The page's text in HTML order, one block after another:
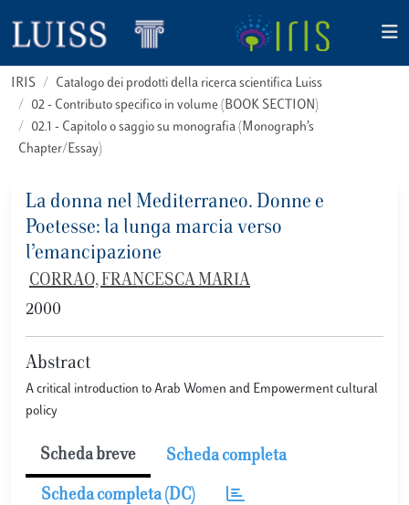
IRIS
Catalogo dei prodotti della ricerca scientifica Luiss
02 - Contributo specifico in volume (BOOK SECTION)
02.1 - Capitolo o saggio su monografia (Monograph’s
Chapter/Essay)
La donna nel Mediterraneo. Donne e
Poetesse: la lunga marcia verso
l’emancipazione
CORRAO, FRANCESCA MARIA
2000
Abstract
A critical introduction to Arab Women and Empowerment cultural
policy
Scheda breve Scheda completa
Scheda completa (DC)